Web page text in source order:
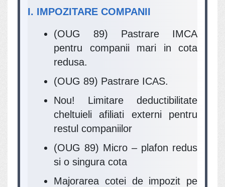
I. IMPOZITARE COMPANII
(OUG 89) Pastrare IMCA
pentru companii mari in cota
redusa.
(OUG 89) Pastrare ICAS.
Nou! Limitare deductibilitate
cheltuieli afiliati externi pentru
restul companiilor
(OUG 89) Micro – plafon redus
si o singura cota
Majorarea cotei de impozit pe